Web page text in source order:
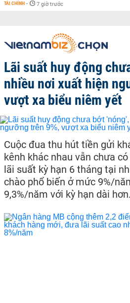
TÀI CHÍNH - 7 giờ trước
Lãi suất huy động
nhiều nơi xuất hiện
vượt xa biểu niêm yết
Cuộc đua thu hút tiền gửi
kênh khác nhau vẫn chưa
lãi suất kỳ hạn 6 tháng tại
chào phổ biến ở mức 9%/
9,3%/năm với kỳ hạn dài hơn.